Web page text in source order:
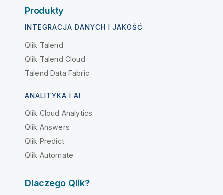
Produkty
INTEGRACJA DANYCH I JAKOŚĆ
Qlik Talend
Qlik Talend Cloud
Talend Data Fabric
ANALITYKA I AI
Qlik Cloud Analytics
Qlik Answers
Qlik Predict
Qlik Automate
Dlaczego Qlik?